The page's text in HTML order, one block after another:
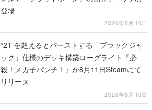
登場
2026年8月10日
“21”を超えるとバーストする「ブラックジャ
ック」仕様のデッキ構築ローグライト『必
殺！メガ子パンチ！』が8月11日Steamにて
リリース
2026年8月10日